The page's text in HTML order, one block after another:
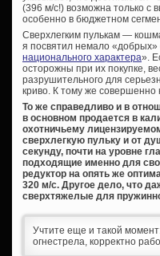
(396 м/с!) возможна только с
особенно в бюджетном
Сверхлегким пулькам —
я посвятил немало «добрых»
национального характера».
осторожны при их покупке,
разрушительного для
криво. К тому же совершенно
То же справедливо и в
в основном продается в
охотничьему
сверхлегкую пульку и от
секунду, почти на уровне
подходящие именно для
редуктор на опять же
320 м/с. Другое дело, что
сверхтяжелые для
Учтите еще и такой
огнестрела, корректно